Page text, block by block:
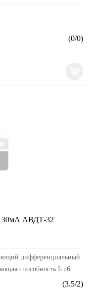
(0/0)
30мА АВДТ-32
дифференциальный
способность Icu6
(3.5/2)